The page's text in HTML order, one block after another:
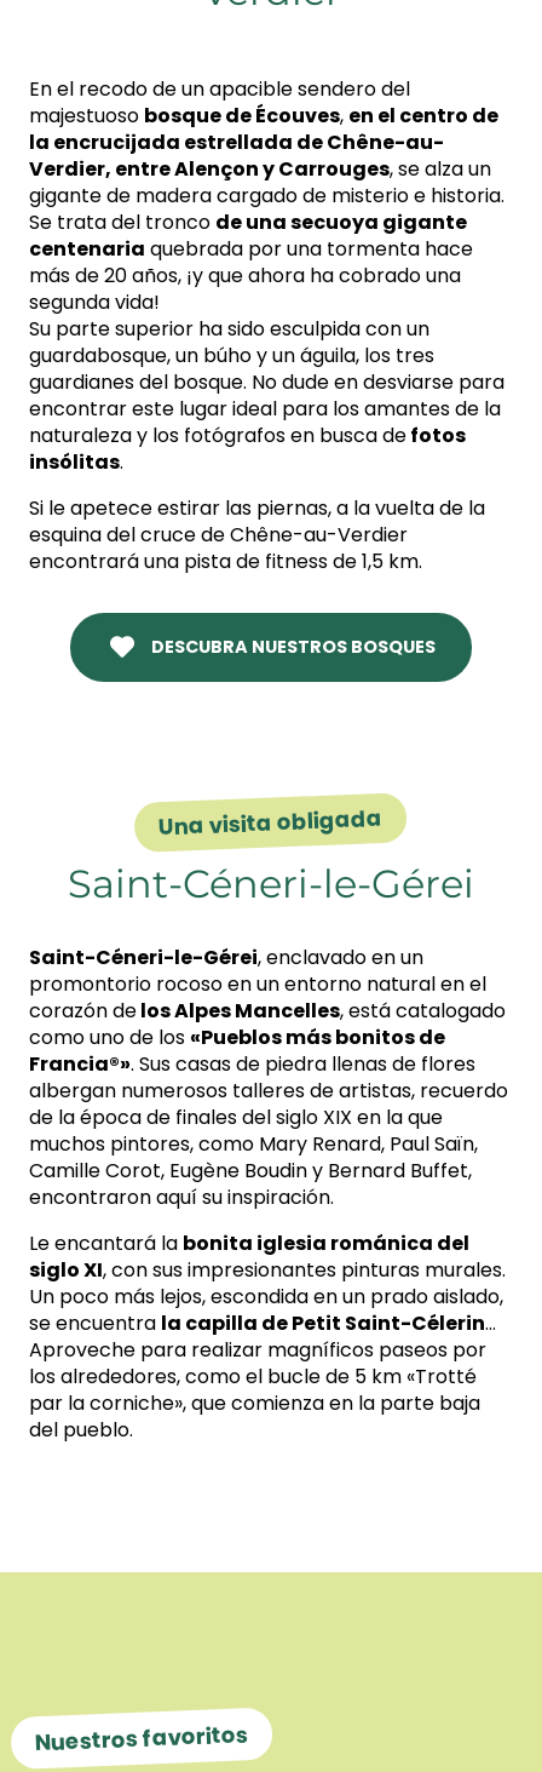
En el recodo de un apacible sendero del
majestuoso bosque de Écouves, en el centro de
la encrucijada estrellada de Chêne-au-
Verdier, entre Alençon y Carrouges, se alza un
gigante de madera cargado de misterio e historia.
Se trata del tronco de una secuoya gigante
centenaria quebrada por una tormenta hace
más de 20 años, ¡y que ahora ha cobrado una
segunda vida!
Su parte superior ha sido esculpida con un
guardabosque, un búho y un águila, los tres
guardianes del bosque. No dude en desviarse para
encontrar este lugar ideal para los amantes de la
naturaleza y los fotógrafos en busca defotos
insólitas.
Si le apetece estirar las piernas, a la vuelta de la
esquina del cruce de Chêne-au-Verdier
encontrará una pista de fitness de 1,5 km.
DESCUBRA NUESTROS BOSQUES
Una visita obligada
Saint-Céneri-le-Gérei
Saint-Céneri-le-Gérei, enclavado en un
promontorio rocoso en un entorno natural en el
corazón delos Alpes Mancelles, está catalogado
como uno de los «Pueblos más bonitos de
Francia®». Sus casas de piedra llenas de flores
albergan numerosos talleres de artistas, recuerdo
de la época de finales del siglo XIX en la que
muchos pintores, como Mary Renard, Paul Saïn,
Camille Corot, Eugène Boudin y Bernard Buffet,
encontraron aquí su inspiración.
Le encantará la bonita iglesia románica del
siglo XI, con sus impresionantes pinturas murales.
Un poco más lejos, escondida en un prado aislado,
se encuentra la capilla de Petit Saint-Célerin…
Aproveche para realizar magníficos paseos por
los alrededores, como el bucle de 5 km «Trotté
par la corniche», que comienza en la parte baja
del pueblo.
Nuestros favoritos